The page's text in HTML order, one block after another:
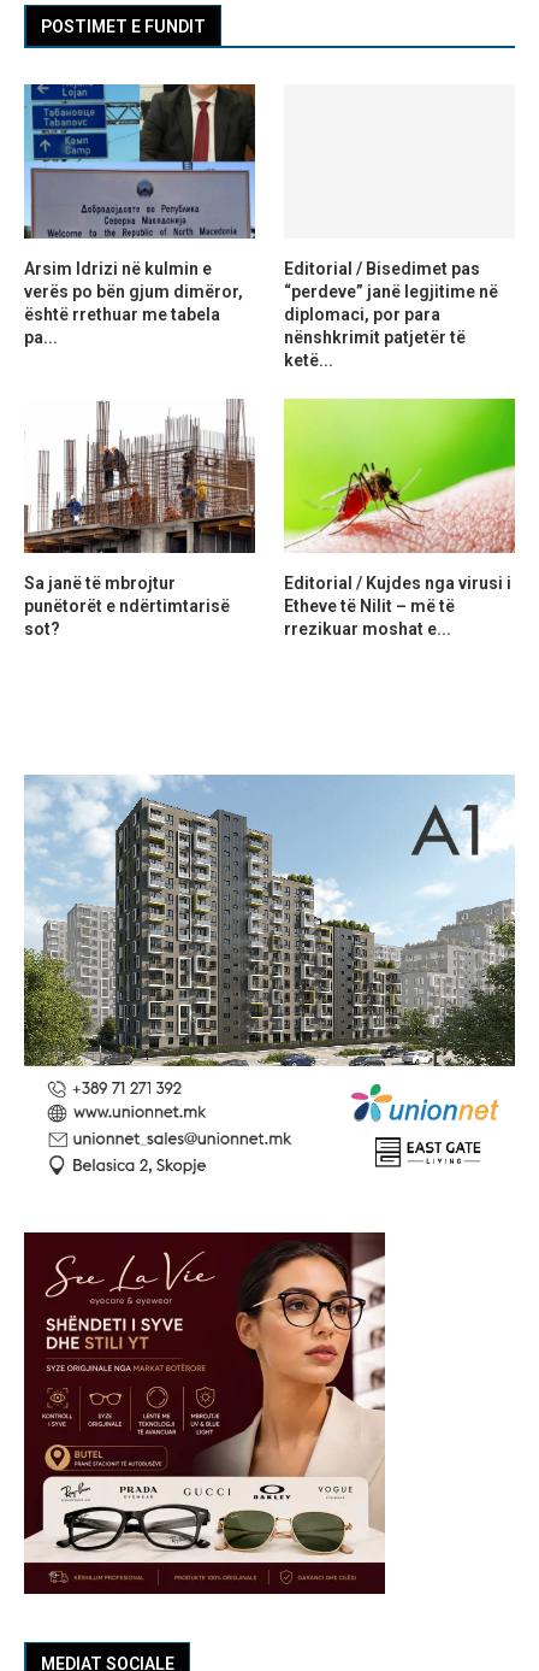
MEDIAT SOCIALE
POSTIMET E FUNDIT
Arsim Idrizi në kulmin e
verës po bën gjum dimëror,
është rrethuar me tabela
pa...
Editorial / Bisedimet pas
“perdeve” janë legjitime në
diplomaci, por para
nënshkrimit patjetër të
ketë...
Sa janë të mbrojtur
punëtorët e ndërtimtarisë
sot?
Editorial / Kujdes nga virusi i
Etheve të Nilit – më të
rrezikuar moshat e...